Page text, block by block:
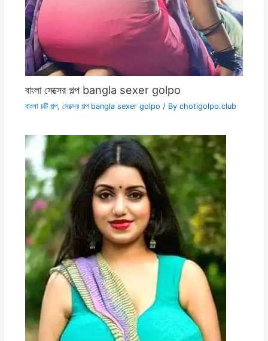
বাংলা সেক্সের গল্প bangla sexer golpo
বাংলা চটি গল্প, সেক্সের গল্প bangla sexer golpo / By chotigolpo.club